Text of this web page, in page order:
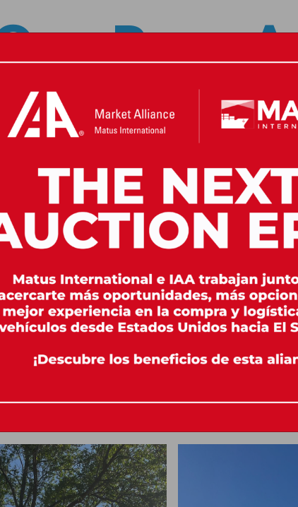
Puso
A Nivel
demanda para la logística
y clientes que
más que transporte:
control documental y
marca la diferencia.